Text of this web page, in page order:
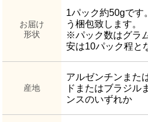
お届け
形状
1パック約50gです
う梱包致します。
※パック数はグラ
安は10パック程と
産地
アルゼンチンまた
ドまたはブラジル
ンスのいずれか